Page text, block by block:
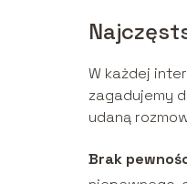
W każdej
zagadujemy
udaną
Brak